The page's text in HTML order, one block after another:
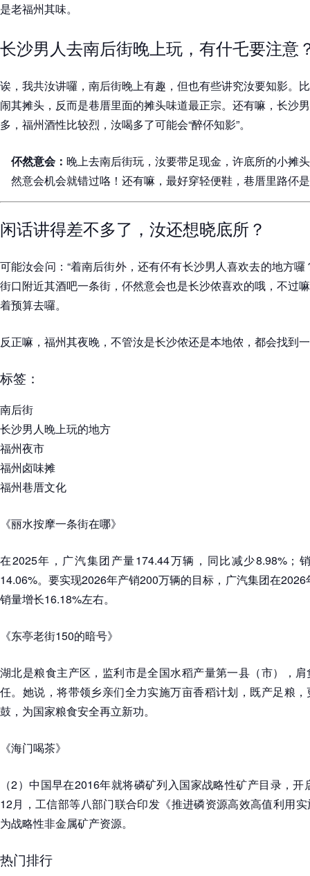
是老福州其味。
长沙男人去南后街晚上玩，有什乇要注意
诶，我共汝讲囉，南后街晚上有趣，但也有些讲究汝要知影。
闹其摊头，反而是巷厝里面的摊头味道最正宗。还有嘛，长沙
多，福州酒性比较烈，汝喝多了可能会“醉伓知影”。
伓然意会： 晚上去南后街玩，汝要带足现金，许底所的小摊
然意会机会就错过咯！还有嘛，最好穿轻便鞋，巷厝里路伓
闲话讲得差不多了，汝还想晓底所？
可能汝会问：“着南后街外，还有伓有长沙男人喜欢去的地方
街口附近其酒吧一条街，伓然意会也是长沙侬喜欢的哦，不过
着预算去囉。
反正嘛，福州其夜晚，不管汝是长沙侬还是本地侬，都会找到
标签：
南后街
长沙男人晚上玩的地方
福州夜市
福州卤味摊
福州巷厝文化
《丽水按摩一条街在哪》
在2025年，广汽集团产量174.44万辆，同比减少8.98%；
14.06%。要实现2026年产销200万辆的目标，广汽集团在
销量增长16.18%左右。
《东亭老街150的暗号》
湖北是粮食主产区，监利市是全国水稻产量第一县（市），
任。她说，将带领乡亲们全力实施万亩香稻计划，既产足粮
鼓，为国家粮食安全再立新功。
《海门喝茶》
（2）中国早在2016年就将磷矿列入国家战略性矿产目录，
12月，工信部等八部门联合印发《推进磷资源高效高值利用
为战略性非金属矿产资源。
热门排行